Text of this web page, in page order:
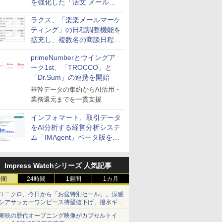
を強化した「活文 メール誤
送信防止アドインサービス」
を提供
ラクス、「楽楽メールマーケ
ティング」の日程調整機能を
拡充し、複数名の商談日程調
整を効率化
primeNumberとウイングア
ーク1st、「TROCCO」と
「Dr.Sum」の連携を開始
基幹データの集約からAI活用・
業務還元までを一貫支援
インフォマート、取引データ
をAI分析する経営分析システ
ム「IMAgent」ベータ版を提
Impress Watchシリーズ 人気記事
24時間 1週間 1カ月
ニクロ、今日から「お盆特別セール」。涼感
アサッカーワンピース待望値下げ、撥水ギア
ョーツは1990円に
映の歴代オープニング映像がカプセルトイ